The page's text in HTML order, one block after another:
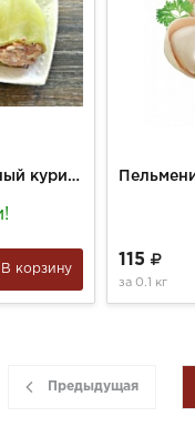
Перец фаршированный курицей и рисом п/ф заморож. вес.
В корзину
115
за0.1 кг
Предыдущая